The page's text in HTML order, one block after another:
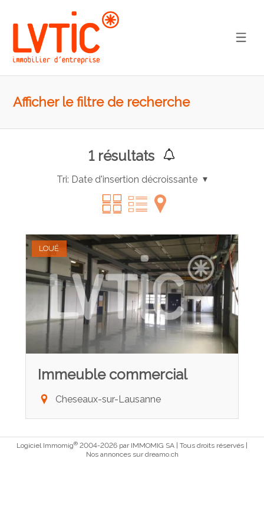
Afficher le filtre de recherche
1résultats
Tri: Date d'insertion décroissante
LOUÉ
Immeuble commercial
Cheseaux-sur-Lausanne
Logiciel Immomig® 2004-2026 par IMMOMIG SA | Tous droits réservés |
Nos annonces surdreamo.ch